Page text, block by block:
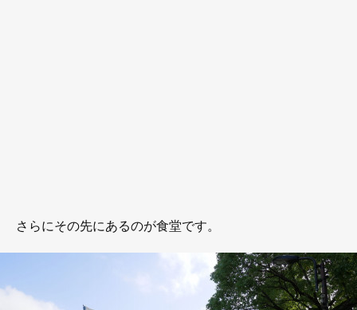
さらにその先にあるのが食堂です。